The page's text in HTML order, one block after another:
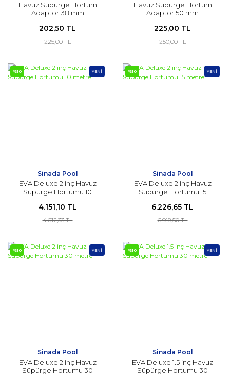
Havuz Süpürge Hortum
Adaptör 38 mm
202,50 TL
225,00 TL
Havuz Süpürge Hortum
Adaptör 50 mm
225,00 TL
250,00 TL
%10 YENİ
Sinada Pool
EVA Deluxe 2 inç Havuz
Süpürge Hortumu 10
4.151,10 TL
4.612,33 TL
%10 YENİ
Sinada Pool
EVA Deluxe 2 inç Havuz
Süpürge Hortumu 15
6.226,65 TL
6.918,50 TL
%10 YENİ
Sinada Pool
EVA Deluxe 2 inç Havuz
Süpürge Hortumu 30
%10 YENİ
Sinada Pool
EVA Deluxe 1.5 inç Havuz
Süpürge Hortumu 30